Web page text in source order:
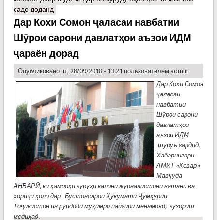
садо доданд
Дар Кохи Сомон ҷаласаи навбатии
Шӯрои сарони давлатҳои аъзои ИДМ
ҷараён дорад
Опубликовано пт, 28/09/2018 - 13:21 пользователем admin
Дар Кохи Сомон
ҷаласаи
навбатии
Шӯрои сарони
давлатҳои
аъзои ИДМ
шуруъ гардид.
Хабарнигори
АМИТ «Ховар»
Мавҷуда
АНВАРӢ, ки ҳамроҳи гуруҳи калони журналистони ватанӣ ва
хориҷӣ ҳоло дар Бӯстонсарои Ҳукумати Ҷумҳурии
Тоҷикистон ин рӯйдоди муҳимро пайгирӣ менамояд, гузориш
медиҳад.